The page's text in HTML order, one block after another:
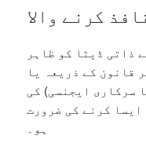
کرنے والا
ذاتی ڈیٹا کو ظاہر
قانون کے ذریعہ یا
سرکاری ایجنسی) کی
کرنے کی ضرورت
ہو۔